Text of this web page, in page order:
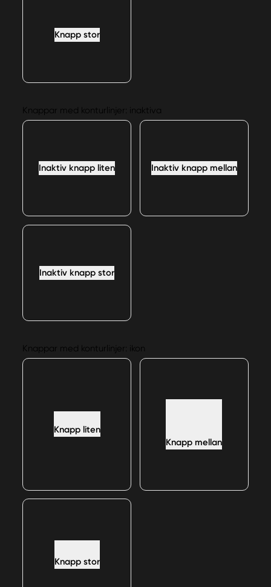
Knapp stor
Knappar med konturlinjer: inaktiva
Inaktiv knapp liten Inaktiv knapp mellan
Inaktiv knapp stor
Knappar med konturlinjer: ikon
Knapp liten
Knapp mellan
Knapp stor